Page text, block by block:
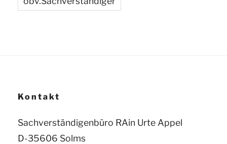
Kontakt
Sachverständigenbüro RAin Urte Appel
D-35606 Solms